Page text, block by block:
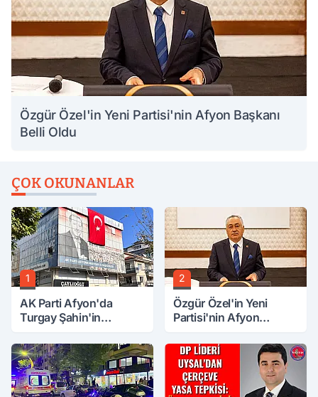
Özgür Özel'in Yeni Partisi'nin Afyon Başkanı
Belli Oldu
ÇOK OKUNANLAR
1
AK Parti Afyon'da
Turgay Şahin'in
2
Özgür Özel'in Yeni
Partisi'nin Afyon